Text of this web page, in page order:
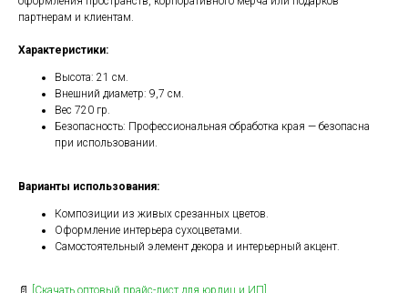
партнерам и клиентам.
Характеристики:
Высота: 21 см.
Внешний диаметр: 9,7 см.
Вес 720 гр.
Безопасность: Профессиональная обработка края — безопасна
при использовании.
Варианты использования:
Композиции из живых срезанных цветов.
Оформление интерьера сухоцветами.
Самостоятельный элемент декора и интерьерный акцент.
📄
[Скачать оптовый прайс-лист для юрлиц и ИП]
платежами раз в две недели.
сегодня
25% 25%
Понятно